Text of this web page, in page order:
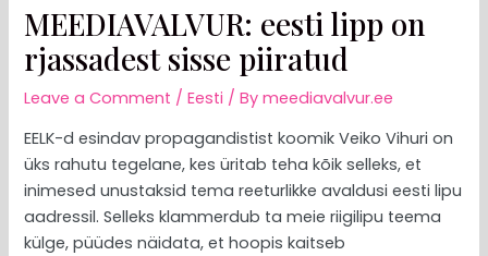
MEEDIAVALVUR: eesti lipp on
rjassadest sisse piiratud
Leave a Comment /Eesti / Bymeediavalvur.ee
EELK-d esindav propagandistist koomik Veiko Vihuri on
üks rahutu tegelane, kes üritab teha kõik selleks, et
inimesed unustaksid tema reeturlikke avaldusi eesti lipu
aadressil. Selleks klammerdub ta meie riigilipu teema
külge, püüdes näidata, et hoopis kaitseb